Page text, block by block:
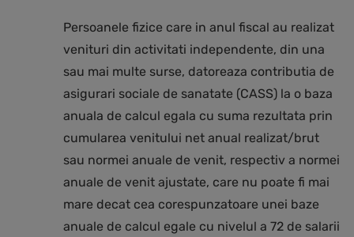
Persoanele fizice care in anul fiscal au realizat
venituri din activitati independente, din una
sau mai multe surse, datoreaza contributia de
asigurari sociale de sanatate (CASS) la o baza
anuala de calcul egala cu suma rezultata prin
cumularea venitului net anual realizat/brut
sau normei anuale de venit, respectiv a normei
anuale de venit ajustate, care nu poate fi mai
mare decat cea corespunzatoare unei baze
anuale de calcul egale cu nivelul a 72 de salarii